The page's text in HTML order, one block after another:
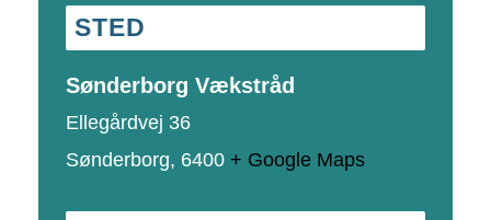
STED
Sønderborg Vækstråd
Ellegårdvej 36
Sønderborg, 6400 + Google Maps